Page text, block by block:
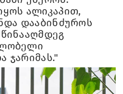
ალიკაპით,
დააბინძუროს
ჯარიმას."